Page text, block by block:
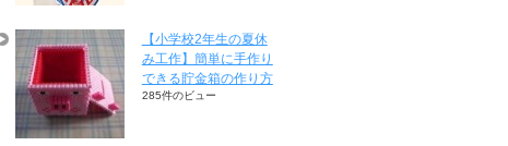
【小学校2年生の夏休
み工作】簡単に手作り
できる貯金箱の作り方
285件のビュー